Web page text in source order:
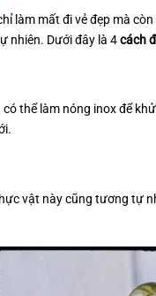
làm mất đi vẻ đẹp mà
nhiên. Dưới đây là 4cách
thể làm nóng inox để
vật này cũng tương tự